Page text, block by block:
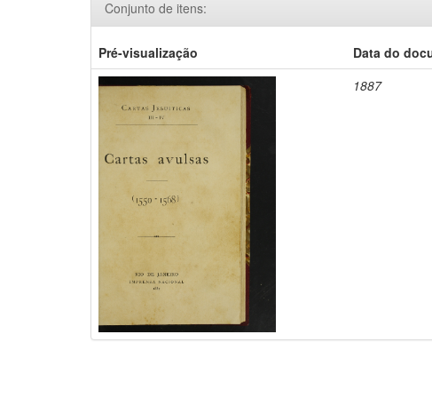
Conjunto de itens:
Pré-visualização Data do
1887